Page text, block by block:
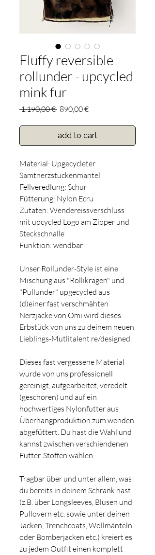
Fluffy reversible
rollunder - upcycled
mink fur
1.190,00 € Standardpreis
890,00 €Sale-
add to cart
Material: Upgecycleter
Samtnerzstückenmantel
Fellveredlung: Schur
Fütterung: Nylon Ecru
Zutaten: Wendereissverschluss
mit upcycled Logo am Zipper und
Steckschnalle
Funktion: wendbar
Unser Rollunder-Style ist eine
Mischung aus "Rollikragen" und
"Pullunder" upgecycled aus
(d)einer fast verschmähten
Nerzjacke von Omi wird dieses
Erbstück von uns zu deinem neuen
Lieblings-Mutlitalent re/designed.
Dieses fast vergessene Material
wurde von uns professionell
gereinigt, aufgearbeitet, veredelt
(geschoren) und auf ein
hochwertiges Nylonfutter aus
Überhangproduktion zum wenden
abgefüttert. Du hast die Wahl und
kannst zwischen verschiendenen
Futter-Stoffen wählen.
Tragbar über und unter allem, was
du bereits in deinem Schrank hast
(z.B. über Longsleeves, Blusen und
Pullovern etc. sowie unter deinen
Jacken, Trenchcoats, Wollmänteln
oder Bomberjacken etc.) kreiert es
zu jedem Outfit einen komplett